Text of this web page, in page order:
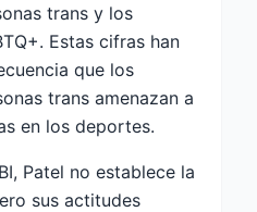
trans y los
Estas cifras han
que los
trans amenazan a
en los deportes.
Patel no establece la
sus actitudes